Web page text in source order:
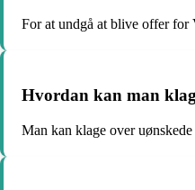
For at undgå at blive offer for
Hvordan kan man
Man kan klage over